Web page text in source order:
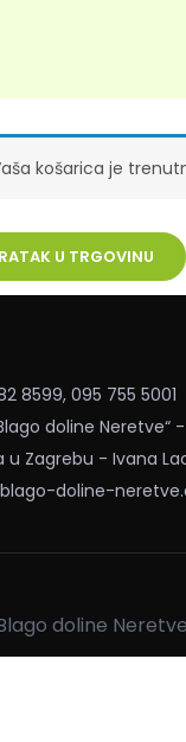
košarica je
U TRGOVINU
8599, 095 755 5001
doline
u Zagrebu - Ivana
doline-
doline